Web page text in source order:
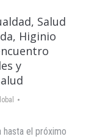
Salud
Higinio
y
hasta el próximo